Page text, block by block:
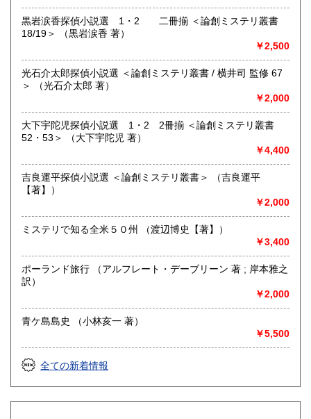
*The items listed are not in stock at the store. If you would
like to see them in store, please contact us by the day before
your visit.
沿線名：JR中央線
最寄駅：西荻窪駅徒歩3分
営業時間：11:00～18:30
書籍の買取について
取扱分野外の書籍も買取いたします。出張買取も行っており
ますので、本の整理の際には、是非お声をお掛けください。
取り扱い分野
黒岩涙香探偵小説選 1・2 二冊揃 ＜論創ミステリ叢書
18/19＞ （黒岩涙香 著）
￥2,500
光石介太郎探偵小説選 ＜論創ミステリ叢書 / 横井司 監修 67
＞ （光石介太郎 著）
￥2,000
大下宇陀児探偵小説選 1・2 2冊揃 ＜論創ミステリ叢書
52・53＞ （大下宇陀児 著）
￥4,400
吉良運平探偵小説選 ＜論創ミステリ叢書＞ （吉良運平
【著】）
￥2,000
ミステリで知る全米５０州 （渡辺博史【著】）
￥3,400
ポーランド旅行 （アルフレート・デーブリーン 著 ; 岸本雅之
訳）
￥2,000
青ケ島島史 （小林亥一 著）
￥5,500
全ての新着情報